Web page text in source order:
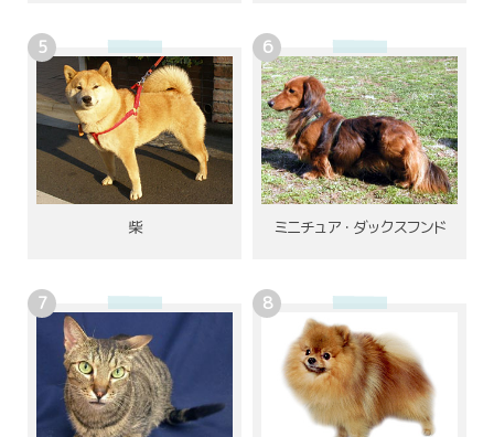
柴 ミニチュア・ダックスフンド